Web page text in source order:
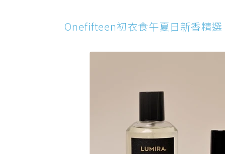
Onefifteen初衣食午夏日新香精選